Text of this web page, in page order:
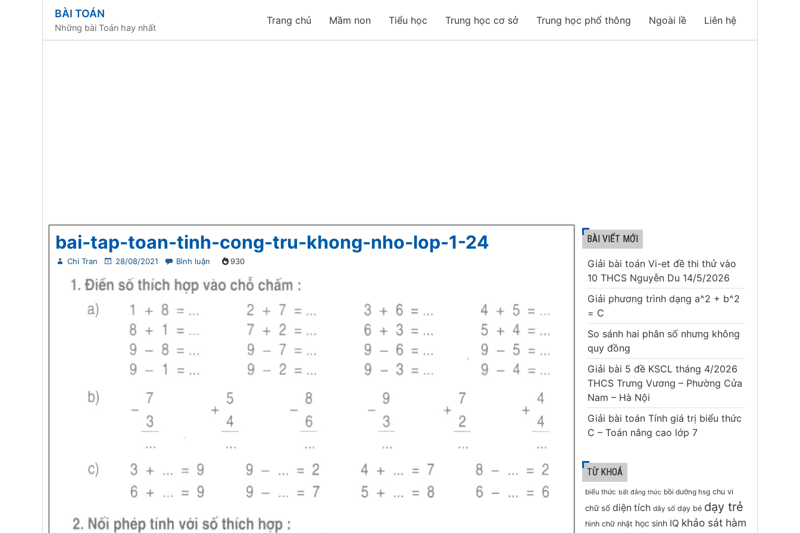
BÀI TOÁN
Những bài Toán hay nhất
Trang chủ Mầm non Tiểu học Trung học cơ sở Trung học phổ thông Ngoài lề Liên hệ
bai-tap-toan-tinh-cong-tru-khong-nho-lop-1-24
Chi Tran 28/08/2021 Bình luận 930
BÀI VIẾT MỚI
Giải bài toán Vi-et đề thi thử vào
10 THCS Nguyễn Du 14/5/2026
Giải phương trình dạng a^2 + b^2
= C
So sánh hai phân số nhưng không
quy đồng
Giải bài 5 đề KSCL tháng 4/2026
THCS Trưng Vương – Phường Cửa
Nam – Hà Nội
Giải bài toán Tính giá trị biểu thức
C – Toán nâng cao lớp 7
TỪ KHOÁ
biểu thức bất đẳng thức bồi dưỡng hsg chu vi
chữ số diện tích dãy số dạy bé dạy trẻ
hình chữ nhật học sinh IQ khảo sát hàm